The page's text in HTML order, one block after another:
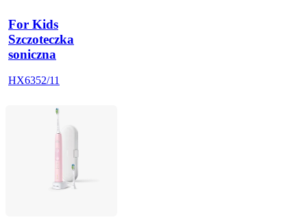
For Kids
Szczoteczka
soniczna
HX6352/11